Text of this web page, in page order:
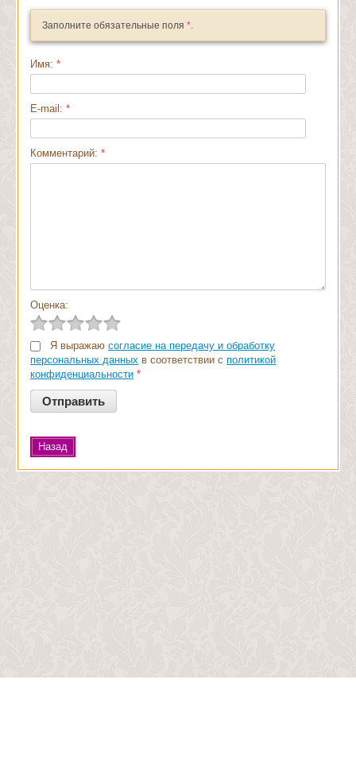
Заполните обязательные поля *.
Имя: *
E-mail: *
Комментарий: *
Оценка:
Я выражаю согласие на передачу и обработку
персональных данных в соответствии с политикой
конфиденциальности *
Назад